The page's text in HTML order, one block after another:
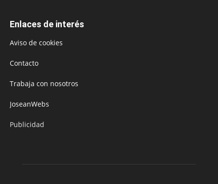
Enlaces de interés
Aviso de cookies
Contacto
Trabaja con nosotros
JoseanWebs
Publicidad